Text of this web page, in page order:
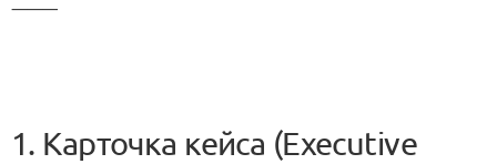
⸻
1. Карточка кейса (Executive